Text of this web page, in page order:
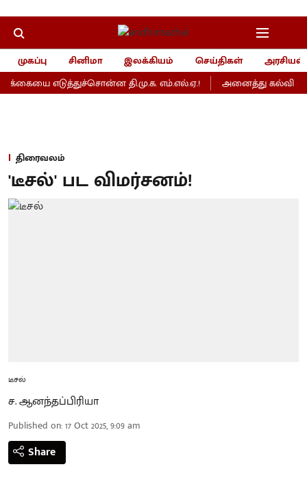
முகப்பு சினிமா இலக்கியம் செய்திகள்
அரசியல்
எடுத்துச்சொன்ன தி.மு.க. எம்.எல்.ஏ.!
அனைத்து கல்வி
திரைவலம்
'டீசல்' பட விமர்சனம்!
டீசல்
ச. ஆனந்தப்பிரியா
Published on:17 Oct 2025, 9:09 am
Share